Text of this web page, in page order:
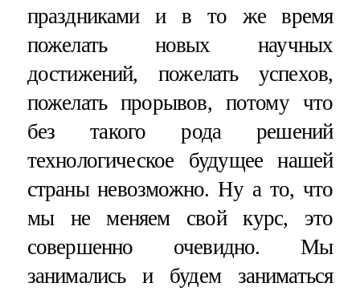
праздниками и в то же время
пожелать новых научных
достижений, пожелать успехов,
пожелать прорывов, потому что
без такого рода решений
технологическое будущее нашей
страны невозможно. Ну а то, что
мы не меняем свой курс, это
совершенно очевидно. Мы
занимались и будем заниматься